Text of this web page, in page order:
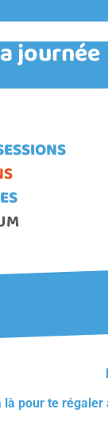
journée
là pour te régaler